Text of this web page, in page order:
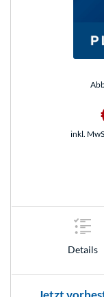
inkl.
Details